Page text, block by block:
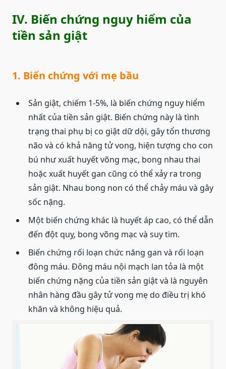
IV. Biến chứng nguy hiểm của
tiền sản giật
1. Biến chứng với mẹ bầu
Sản giật, chiếm 1-5%, là biến chứng nguy hiểm
nhất của tiền sản giật. Biến chứng này là tình
trạng thai phụ bị co giật dữ dội, gây tổn thương
não và có khả năng tử vong, hiện tượng cho con
bú như xuất huyết võng mạc, bong nhau thai
hoặc xuất huyết gan cũng có thể xảy ra trong
sản giật. Nhau bong non có thể chảy máu và gây
sốc nặng.
Một biến chứng khác là huyết áp cao, có thể dẫn
đến đột quỵ, bong võng mạc và suy tim.
Biến chứng rối loạn chức năng gan và rối loạn
đông máu. Đông máu nội mạch lan tỏa là một
biến chứng nặng của tiền sản giật và là nguyên
nhân hàng đầu gây tử vong mẹ do điều trị khó
khăn và không hiệu quả.